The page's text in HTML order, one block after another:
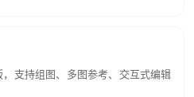
支持组图、多图参考、交互式编辑